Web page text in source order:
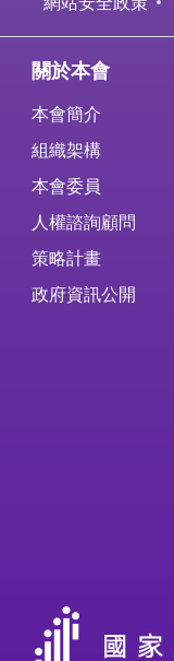
關於本會
本會簡介
組織架構
本會委員
人權諮詢顧問
策略計畫
政府資訊公開